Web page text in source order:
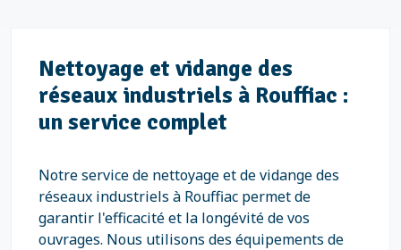
Nettoyage et vidange des
réseaux industriels à Rouffiac :
un service complet
Notre service de nettoyage et de vidange des
réseaux industriels à Rouffiac permet de
garantir l'efficacité et la longévité de vos
ouvrages. Nous utilisons des équipements de